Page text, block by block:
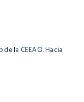
de la CEEAO. Hacia